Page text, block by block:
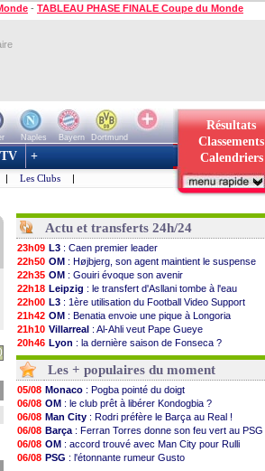
- TABLEAU PHASE FINALE Coupe du Monde
Naples Bayern
Dortmund
Résultats
Classements
Calendriers
TV +
| Les Clubs |
Actu et transferts 24h/24
23h09 L3 : Caen premier leader
22h50 OM : Højbjerg, son agent maintient le suspense
22h35 OM : Gouiri évoque son avenir
22h18 Leipzig : le transfert d'Asllani tombe à l'eau
22h00 L3 : 1ère utilisation du Football Video Support
21h42 OM : Benatia envoie une pique à Longoria
21h10 Villarreal : Al-Ahli veut Pape Gueye
20h46 Lyon : la dernière saison de Fonseca ?
20h30 OM: un nouveau prétendant pour Højbjerg
20h01
Brest: un gardien norvégien en approche ?
19h18 OM: McCourt a versé 120 M€ en 2026
19h09
PSG: 4 retours dans le groupe face à Man Utd ...
18h48
Nice: Kevin Carlos va partir en Italie
18h37
L1: prison avec sursis requis contre un arbitre
18h29
Leganés: c'est signé pour Luca Zidane (off.)
17h58
Atletico: Ruggeri en route pour Aston Villa
17h46
Monaco: Filipe Luis soutient Biereth
Les + populaires du moment
05/08 Monaco : Pogba pointé du doigt
06/08 OM : le club prêt à libérer Kondogbia ?
06/08 Man City : Rodri préfère le Barça au Real !
06/08 Barça : Ferran Torres donne son feu vert au PSG
06/08 OM : accord trouvé avec Man City pour Rulli
06/08 PSG : l'étonnante rumeur Gusto